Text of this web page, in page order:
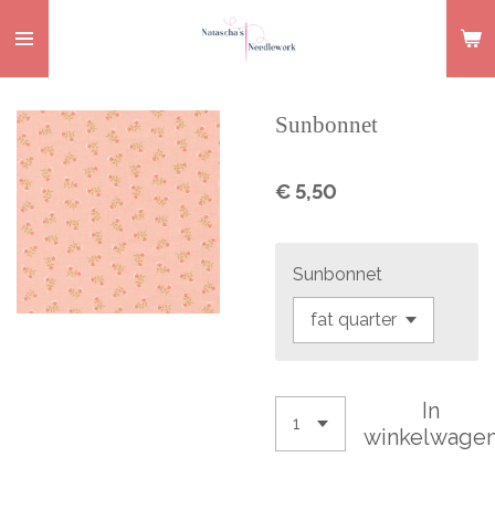
direct
naar
de
hoofdinhoud
Sunbonnet
€ 5,50
Sunbonnet
In